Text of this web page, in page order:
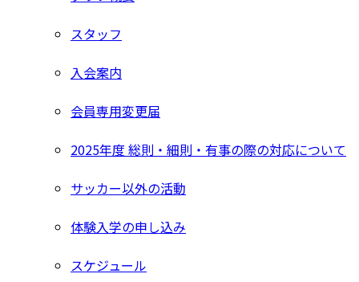
スタッフ
入会案内
会員専用変更届
2025年度 総則・細則・有事の際の対応について
サッカー以外の活動
体験入学の申し込み
スケジュール